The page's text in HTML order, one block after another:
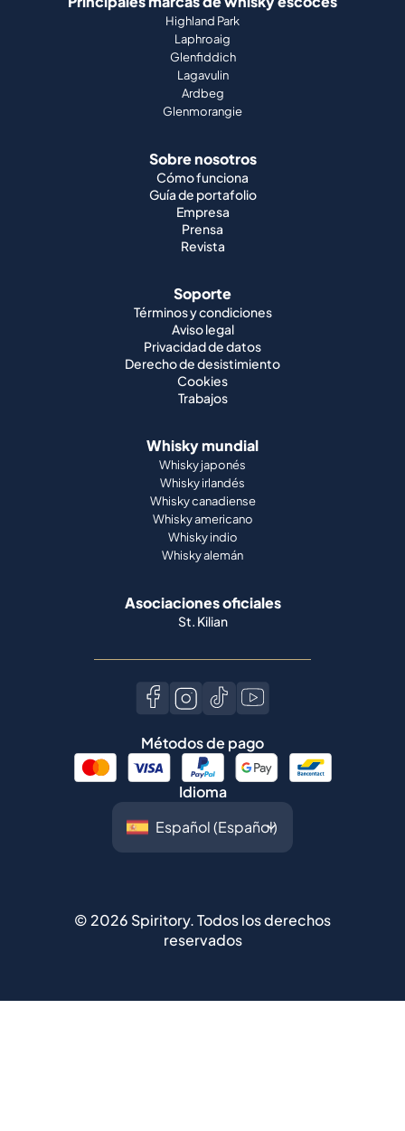
Highland Park
Laphroaig
Glenfiddich
Lagavulin
Ardbeg
Glenmorangie
Sobre nosotros
Cómo funciona
Guía de portafolio
Empresa
Prensa
Revista
Soporte
Términos y condiciones
Aviso legal
Privacidad de datos
Derecho de desistimiento
Cookies
Trabajos
Whisky mundial
Whisky japonés
Whisky irlandés
Whisky canadiense
Whisky americano
Whisky indio
Whisky alemán
Asociaciones oficiales
St. Kilian
Métodos de pago
Idioma
© 2026 Spiritory.Todos los derechos
reservados